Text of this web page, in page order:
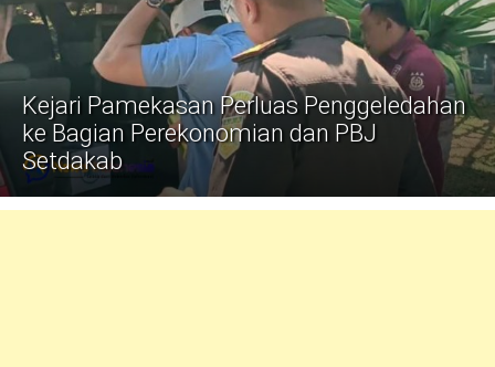
Politik
Gaya Hidup
Kesehatan Kuliner
Otomotif
Kejari Pamekasan Perluas Penggeledahan
ke Bagian Perekonomian dan PBJ
Setdakab